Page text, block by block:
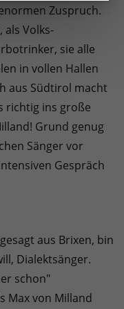
Zuspruch.
als Volks-
sie alle
in vollen Hallen
aus Südtirol macht
richtig ins große
Grund genug
Sänger vor
Gespräch
aus Brixen, bin
Dialektsänger.
schon"
Max von Milland